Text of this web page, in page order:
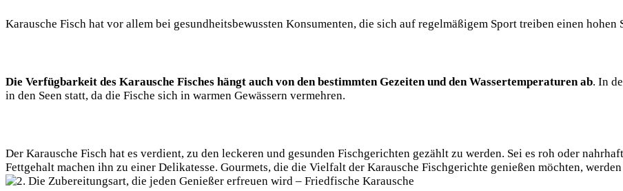
Karausche Fisch hat vor allem bei gesundheitsbewussten Konsumenten, die sich auf regelmäßigem Sport treiben einen hohen
Die Verfügbarkeit des Karausche Fisches hängt auch von den bestimmten Gezeiten und den Wassertemperaturen ab. In
in den Seen statt, da die Fische sich in warmen Gewässern vermehren.
Der Karausche Fisch hat es verdient, zu den leckeren und gesunden Fischgerichten gezählt zu werden. Sei es roh oder
Fettgehalt machen ihn zu einer Delikatesse. Gourmets, die die Vielfalt der Karausche Fischgerichte genießen möchten,